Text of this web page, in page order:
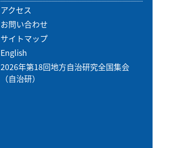
アクセス
お問い合わせ
サイトマップ
English
2026年第18回地方自治研究全国集会
（自治研）